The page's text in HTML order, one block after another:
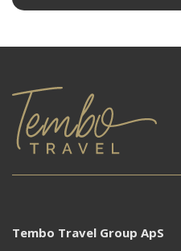
Tembo Travel Group ApS